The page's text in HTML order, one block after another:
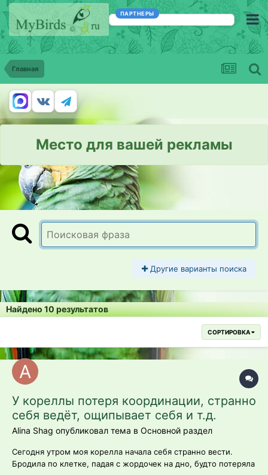
ПАРТНЕРЫ
Главная
Место для вашей рекламы
Другие варианты поиска
Найдено 10 результатов
СОРТИРОВКА
У кореллы потеря координации, странно
себя ведёт, ощипывает себя и т.д.
Alina Shag опубликовал тема в Основной раздел
Сегодня утром моя корелла начала себя странно вести.
Бродила по клетке, падая с жордочек на дно, будто потеряла